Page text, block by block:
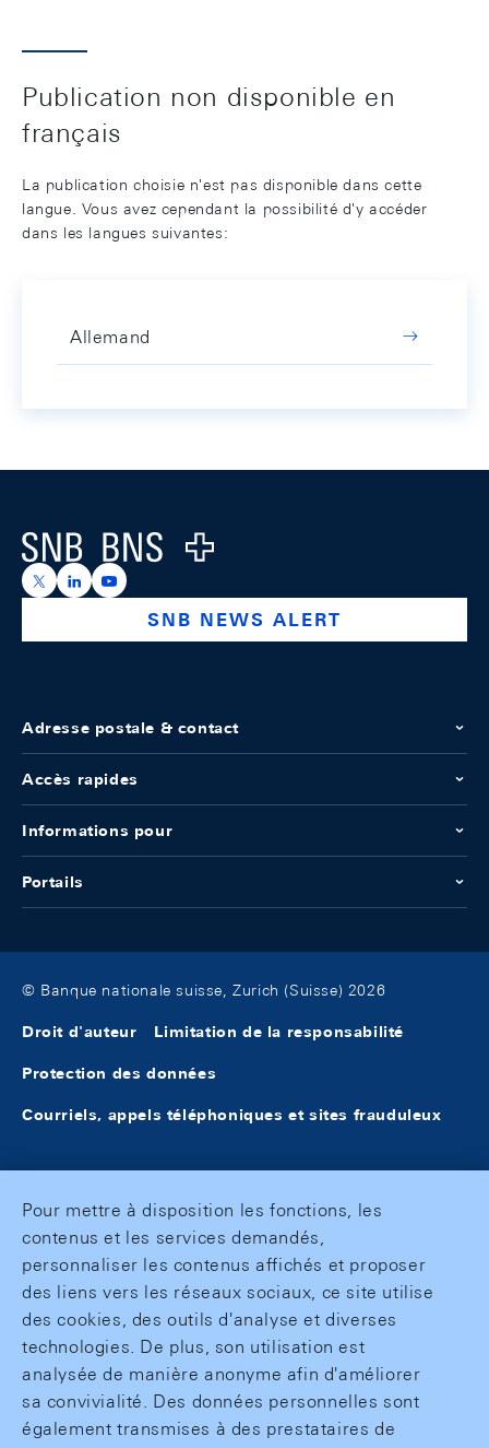
Publication non disponible en
français
La publication choisie n'est pas disponible dans cette
langue. Vous avez cependant la possibilité d'y accéder
dans les langues suivantes:
Allemand
Logo
https://x.com/snb_bns
https://ch.linkedin.com/company/swiss-national-
https://www.youtube.com/@swissnationalbank
SNB NEWS ALERT
Adresse postale & contact
Accès rapides
Informations pour
Portails
© Banque nationale suisse, Zurich (Suisse) 2026
Droit d'auteur Limitation de la responsabilité
Protection des données
Courriels, appels téléphoniques et sites frauduleux
Pour mettre à disposition les fonctions, les
contenus et les services demandés,
personnaliser les contenus affichés et proposer
des liens vers les réseaux sociaux, ce site utilise
des cookies, des outils d'analyse et diverses
technologies. De plus, son utilisation est
analysée de manière anonyme afin d'améliorer
sa convivialité. Des données personnelles sont
également transmises à des prestataires de